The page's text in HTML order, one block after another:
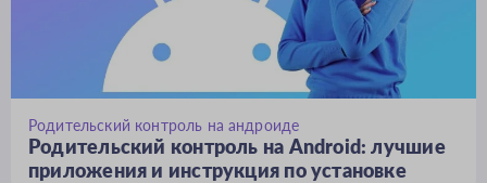
Родительский контроль на андроиде
Родительский контроль на Android: лучшие
приложения и инструкция по установке